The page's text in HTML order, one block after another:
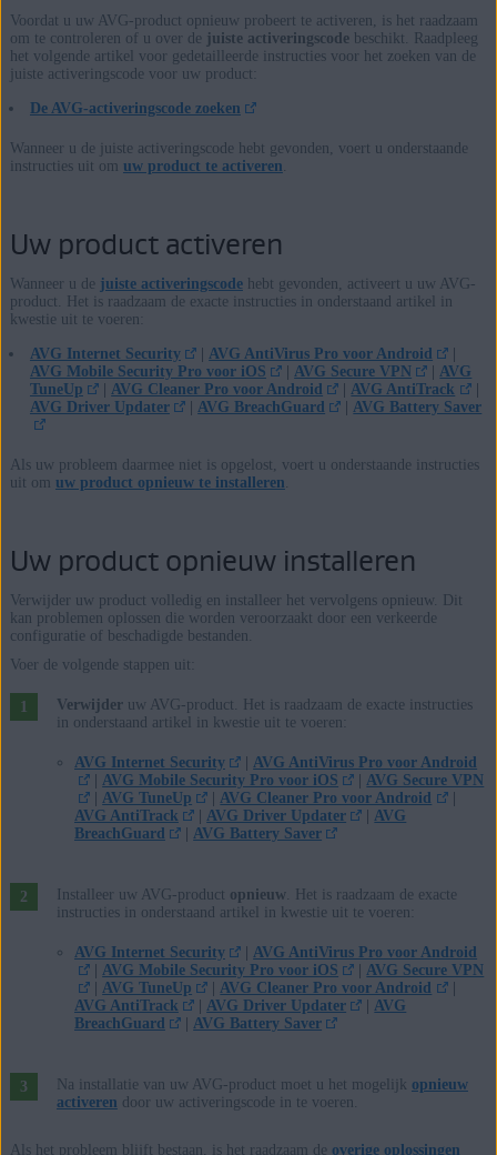
Voordat u uw AVG-product opnieuw probeert te activeren, is het raadzaam
om te controleren of u over de juiste activeringscodebeschikt. Raadpleeg
het volgende artikel voor gedetailleerde instructies voor het zoeken van de
juiste activeringscode voor uw product:
De AVG-activeringscode zoeken
Wanneer u de juiste activeringscode hebt gevonden, voert u onderstaande
instructies uit om uw product te activeren.
Uw product activeren
Wanneer u de juiste activeringscodehebt gevonden, activeert u uw AVG-
product. Het is raadzaam de exacte instructies in onderstaand artikel in
kwestie uit te voeren:
AVG Internet Security AVG AntiVirus Pro voor Android
AVG Mobile Security Pro voor iOS
AVG Secure VPN
AVG
TuneUp
AVG Cleaner Pro voor Android AVG AntiTrack
AVG Driver Updater
AVG BreachGuard AVG Battery Saver
Als uw probleem daarmee niet is opgelost, voert u onderstaande instructies
uit om uw product opnieuw te installeren.
Uw product opnieuw installeren
Verwijder uw product volledig en installeer het vervolgens opnieuw. Dit
kan problemen oplossen die worden veroorzaakt door een verkeerde
configuratie of beschadigde bestanden.
Voer de volgende stappen uit:
Verwijderuw AVG-product. Het is raadzaam de exacte instructies
in onderstaand artikel in kwestie uit te voeren:
AVG Internet Security
AVG AntiVirus Pro voor Android
AVG Mobile Security Pro voor iOS
AVG Secure VPN
AVG TuneUp AVG Cleaner Pro voor Android
AVG AntiTrack
AVG Driver Updater
AVG
BreachGuard
AVG Battery Saver
Installeer uw AVG-product opnieuw. Het is raadzaam de exacte
instructies in onderstaand artikel in kwestie uit te voeren:
AVG Internet Security
AVG AntiVirus Pro voor Android
AVG Mobile Security Pro voor iOS
AVG Secure VPN
AVG TuneUp AVG Cleaner Pro voor Android
AVG AntiTrack
AVG Driver Updater
AVG
BreachGuard
AVG Battery Saver
Na installatie van uw AVG-product moet u het mogelijk opnieuw
activeren door uw activeringscode in te voeren.
Als het probleem blijft bestaan, is het raadzaam de overige oplossingen